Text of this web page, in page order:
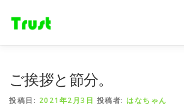
ご挨拶と節分。
投稿日: 2021年2月3日 投稿者: はなちゃん